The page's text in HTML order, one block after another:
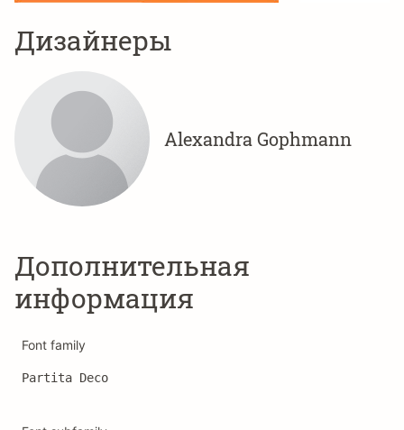
Дизайнеры
Alexandra Gophmann
Дополнительная
информация
Font family
Partita Deco